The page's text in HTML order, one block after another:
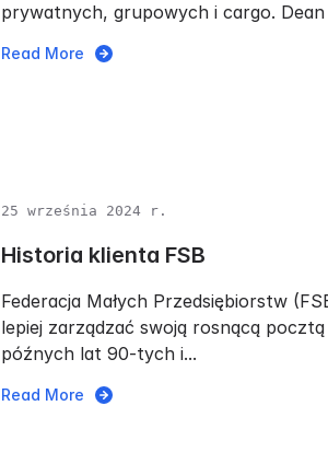
prywatnych, grupowych i cargo.
Read More
25 września 2024 r.
Historia klienta FSB
Federacja Małych Przedsiębiorstw
lepiej zarządzać swoją rosnącą
późnych lat 90-tych i...
Read More